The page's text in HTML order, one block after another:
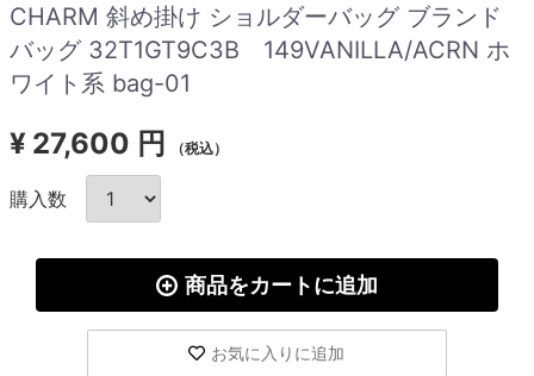
CHARM 斜め掛け ショルダーバッグ ブランド
バッグ 32T1GT9C3B 149VANILLA/ACRN ホ
ワイト系 bag-01
¥ 27,600 円 （税込）
購入数
商品をカートに追加
お気に入りに追加